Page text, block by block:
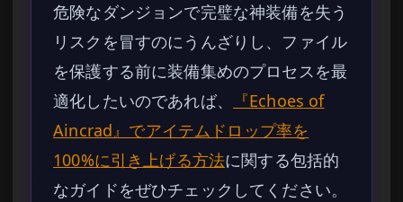
危険なダンジョンで完璧な神装備を失う
リスクを冒すのにうんざりし、ファイル
を保護する前に装備集めのプロセスを最
適化したいのであれば、
『Echoes of
Aincrad』でアイテムドロップ率を
100%に引き上げる方法に関する包括的
なガイドをぜひチェックしてください。